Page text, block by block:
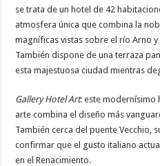
se trata de un hotel de 42
atmosfera única que combina la
magníficas vistas sobre el río Arno
También dispone de una terraza
esta majestuosa ciudad mientras
Gallery Hotel Art: este modernísimo
arte combina el diseño más
También cerca del puente Vecchio,
confirmar que el gusto italiano
en el Renacimiento.